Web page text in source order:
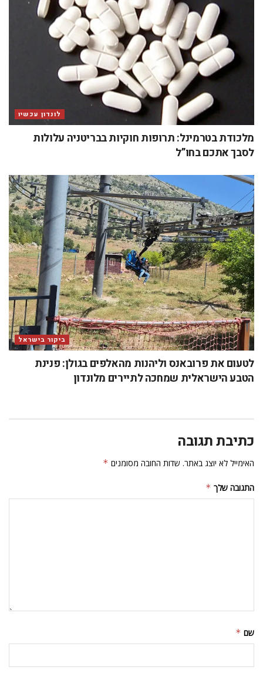
לונדון עכשיו
מלכודת בטרמינל: תרופות חוקיות בבריטניה עלולות
לסבך אתכם בחו”ל
ביקור בישראל
לטעום את פרובאנס וליהנות מהאלפים בגולן: פנינת
הטבע הישראלית שמחכה לתיירים מלונדון
כתיבת תגובה
האימייל לא יוצג באתר. שדות החובה מסומנים *
התגובה שלך *
שם *